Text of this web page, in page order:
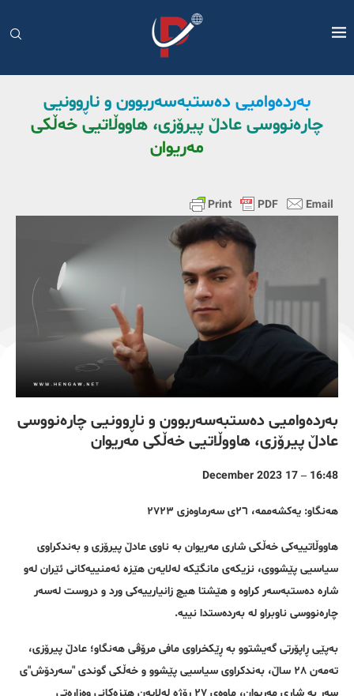
بەردەوامیی دەستبەسەربوون و ناڕوونیی
چارەنووسی عادڵ پیرۆزی، هاووڵاتیی خەڵکی
مەریوان
بەردەوامیی دەستبەسەربوون و ناڕوونیی چارەنووسی
عادڵ پیرۆزی، هاووڵاتیی خەڵکی مەریوان
16:48 – 17 December 2023
هەنگاو: یەکشەممە، ٢٦ی سەرماوەزی ٢٧٢٣
هاووڵاتییەکی خەڵکی شاری مەریوان بە ناوی عادڵ پیرۆزی و بەندکراوی
سیاسیی پێشووی، نزیکەی مانگێکە لەلایەن هێزە ئەمنییەکانی ئێران لەو
شارە دەستبەسەر کراوە و هێشتا هیچ زانیارییەکی ورد و دروست لەسەر
چارەنووسی ناوبراو لە بەردەستدا نییە.
بەپێی ڕاپۆرتی گەیشتوو بە ڕێکخراوی مافی مرۆڤی هەنگاو؛ عادڵ پیرۆزی،
تەمەن ٢٨ ساڵ، بەندکراوی سیاسیی پێشوو و خەڵکی گوندی "سەردۆش"ی
سەر بە شاری مەریوان، ماوەی ٢٧ ڕۆژە لەلایەن هێزەکانی وەزارەتی